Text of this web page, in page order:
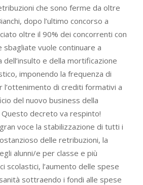
che sono ferme da oltre
dopo l’ultimo concorso a
oltre il 90% dei concorrenti con
vuole continuare a
e della mortificazione
imponendo la frequenza di
l’ottenimento di crediti formativi a
del nuovo business della
decreto va respinto!
voce la stabilizzazione di tutti i
delle retribuzioni, la
alunni/e per classe e più
scolastici, l’aumento delle spese
sottraendo i fondi alle spese